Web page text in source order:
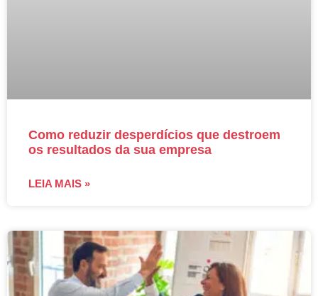
Como reduzir desperdícios que destroem
os resultados da sua empresa
LEIA MAIS »